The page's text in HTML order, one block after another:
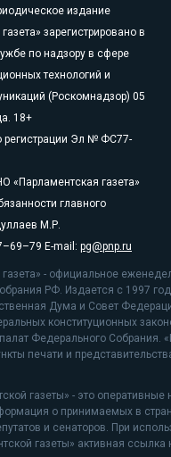
издание
зарегистрировано в
по надзору в сфере
технологий и
(Роскомнадзор) 05
18+
регистрации Эл № ФС77-
«Парламентская газета»
главного
М.Р.
E-mail: pg@pnp.ru
- официальное
РФ. Издается с 1997
Дума и Совет
конституционных
Федерального Собрания.
печати и
газеты» - это оперативные
о принимаемых в
и сенаторов. При
газеты» активная ссылка